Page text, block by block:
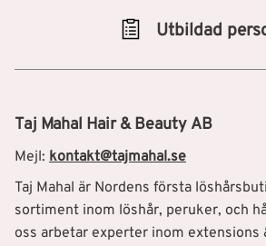
Utbildad
Taj Mahal Hair & Beauty AB
Mejl: kontakt@tajmahal.se
Taj Mahal är Nordens första
sortiment inom löshår, peruker, och
oss arbetar experter inom